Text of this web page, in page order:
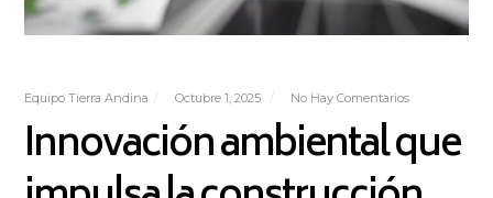
Equipo Tierra Andina Octubre 1, 2025 No Hay Comentarios
Innovación ambiental que